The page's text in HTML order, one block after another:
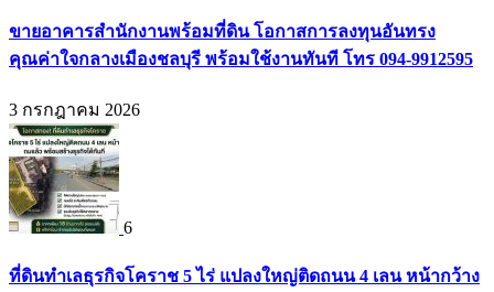
ขายอาคารสำนักงานพร้อมที่ดิน โอกาสการลงทุนอันทรง
คุณค่าใจกลางเมืองชลบุรี พร้อมใช้งานทันที โทร 094-9912595
3 กรกฎาคม 2026
6
ที่ดินทำเลธุรกิจโคราช 5 ไร่ แปลงใหญ่ติดถนน 4 เลน หน้ากว้าง